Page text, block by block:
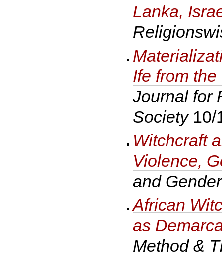
Lanka,
Ife from
Journal for
Society 10/
Witchcraft
Violence,
and Gender
African
as
Method &